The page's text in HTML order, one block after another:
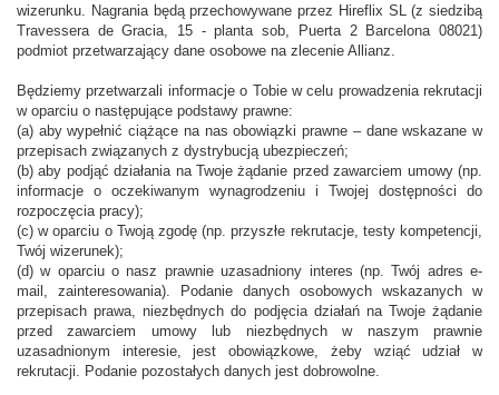
wizerunku. Nagrania będą przechowywane przez Hireflix SL (z siedzibą
Travessera de Gracia, 15 - planta sob, Puerta 2 Barcelona 08021)
podmiot przetwarzający dane osobowe na zlecenie Allianz.
Będziemy przetwarzali informacje o Tobie w celu prowadzenia rekrutacji
w oparciu o następujące podstawy prawne:
(a) aby wypełnić ciążące na nas obowiązki prawne – dane wskazane w
przepisach związanych z dystrybucją ubezpieczeń;
(b) aby podjąć działania na Twoje żądanie przed zawarciem umowy (np.
informacje o oczekiwanym wynagrodzeniu i Twojej dostępności do
rozpoczęcia pracy);
(c) w oparciu o Twoją zgodę (np. przyszłe rekrutacje, testy kompetencji,
Twój wizerunek);
(d) w oparciu o nasz prawnie uzasadniony interes (np. Twój adres e-
mail, zainteresowania). Podanie danych osobowych wskazanych w
przepisach prawa, niezbędnych do podjęcia działań na Twoje żądanie
przed zawarciem umowy lub niezbędnych w naszym prawnie
uzasadnionym interesie, jest obowiązkowe, żeby wziąć udział w
rekrutacji. Podanie pozostałych danych jest dobrowolne.